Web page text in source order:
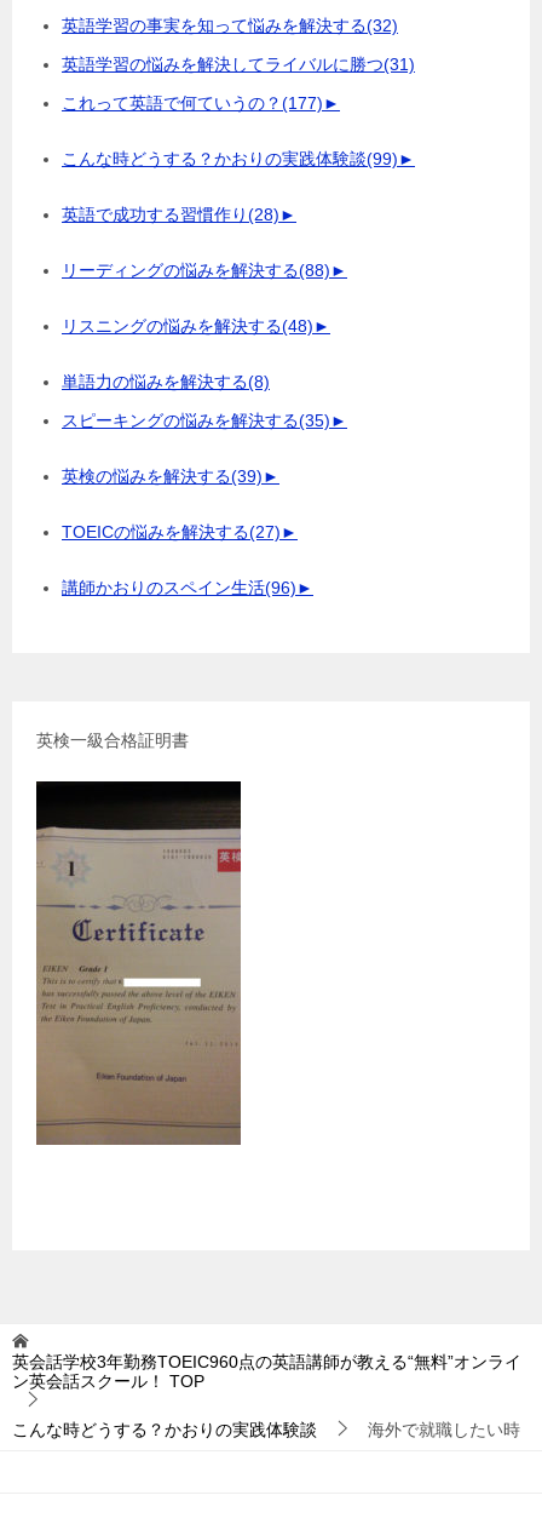
英語学習の事実を知って悩みを解決する(32)
英語学習の悩みを解決してライバルに勝つ(31)
これって英語で何ていうの？(177)►
こんな時どうする？かおりの実践体験談(99)►
英語で成功する習慣作り(28)►
リーディングの悩みを解決する(88)►
リスニングの悩みを解決する(48)►
単語力の悩みを解決する(8)
スピーキングの悩みを解決する(35)►
英検の悩みを解決する(39)►
TOEICの悩みを解決する(27)►
講師かおりのスペイン生活(96)►
英検一級合格証明書
英会話学校3年勤務TOEIC960点の英語講師が教える“無料”オンライ
ン英会話スクール！
TOP
こんな時どうする？かおりの実践体験談 海外で就職したい時